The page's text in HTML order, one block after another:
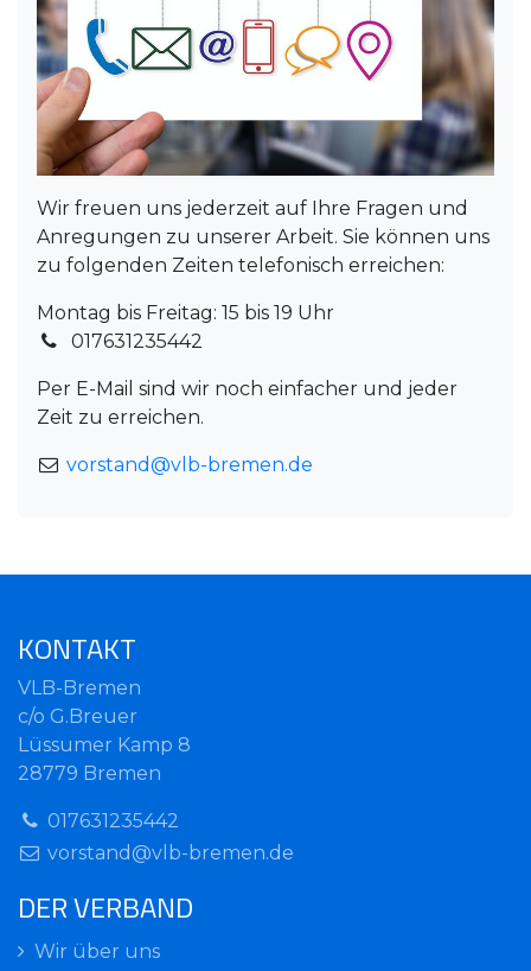
Wir freuen uns jederzeit auf Ihre Fragen und
Anregungen zu unserer Arbeit. Sie können uns
zu folgenden Zeiten telefonisch erreichen:
Montag bis Freitag: 15 bis 19 Uhr
017631235442
Per E-Mail sind wir noch einfacher und jeder
Zeit zu erreichen.
vorstand@vlb-bremen.de
KONTAKT
VLB-Bremen
c/o G.Breuer
Lüssumer Kamp 8
28779 Bremen
017631235442
vorstand@vlb-bremen.de
DER VERBAND
Wir über uns